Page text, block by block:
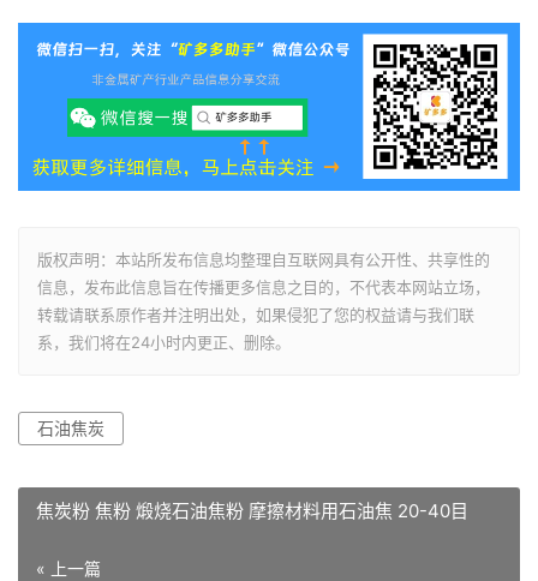
版权声明：本站所发布信息均整理自互联网具有公开性、共享性的
信息，发布此信息旨在传播更多信息之目的，不代表本网站立场，
转载请联系原作者并注明出处，如果侵犯了您的权益请与我们联
系，我们将在24小时内更正、删除。
石油焦炭
焦炭粉 焦粉 煅烧石油焦粉 摩擦材料用石油焦 20-40目
« 上一篇